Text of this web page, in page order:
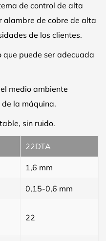
de control de alta
alambre de cobre de alta
de los clientes.
que puede ser adecuada
medio ambiente
la máquina.
sin ruido.
22DTA
1,6 mm
0,15-0,6 mm
22